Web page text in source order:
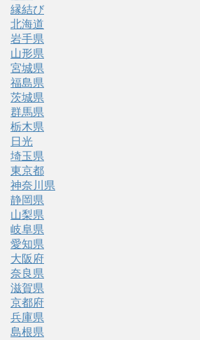
縁結び
北海道
岩手県
山形県
宮城県
福島県
茨城県
群馬県
栃木県
日光
埼玉県
東京都
神奈川県
静岡県
山梨県
岐阜県
愛知県
大阪府
奈良県
滋賀県
京都府
兵庫県
島根県